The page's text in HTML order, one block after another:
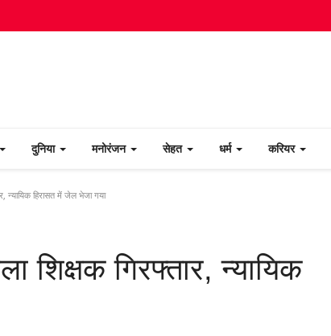
दुनिया मनोरंजन सेहत धर्म करियर
न्यायिक हिरासत में जेल भेजा गया
शिक्षक गिरफ्तार, न्यायिक